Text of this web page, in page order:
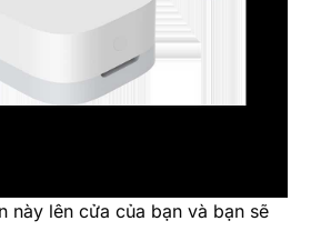
này lên cửa của bạn và bạn sẽ